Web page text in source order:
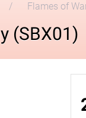
Flames of
(SBX01)